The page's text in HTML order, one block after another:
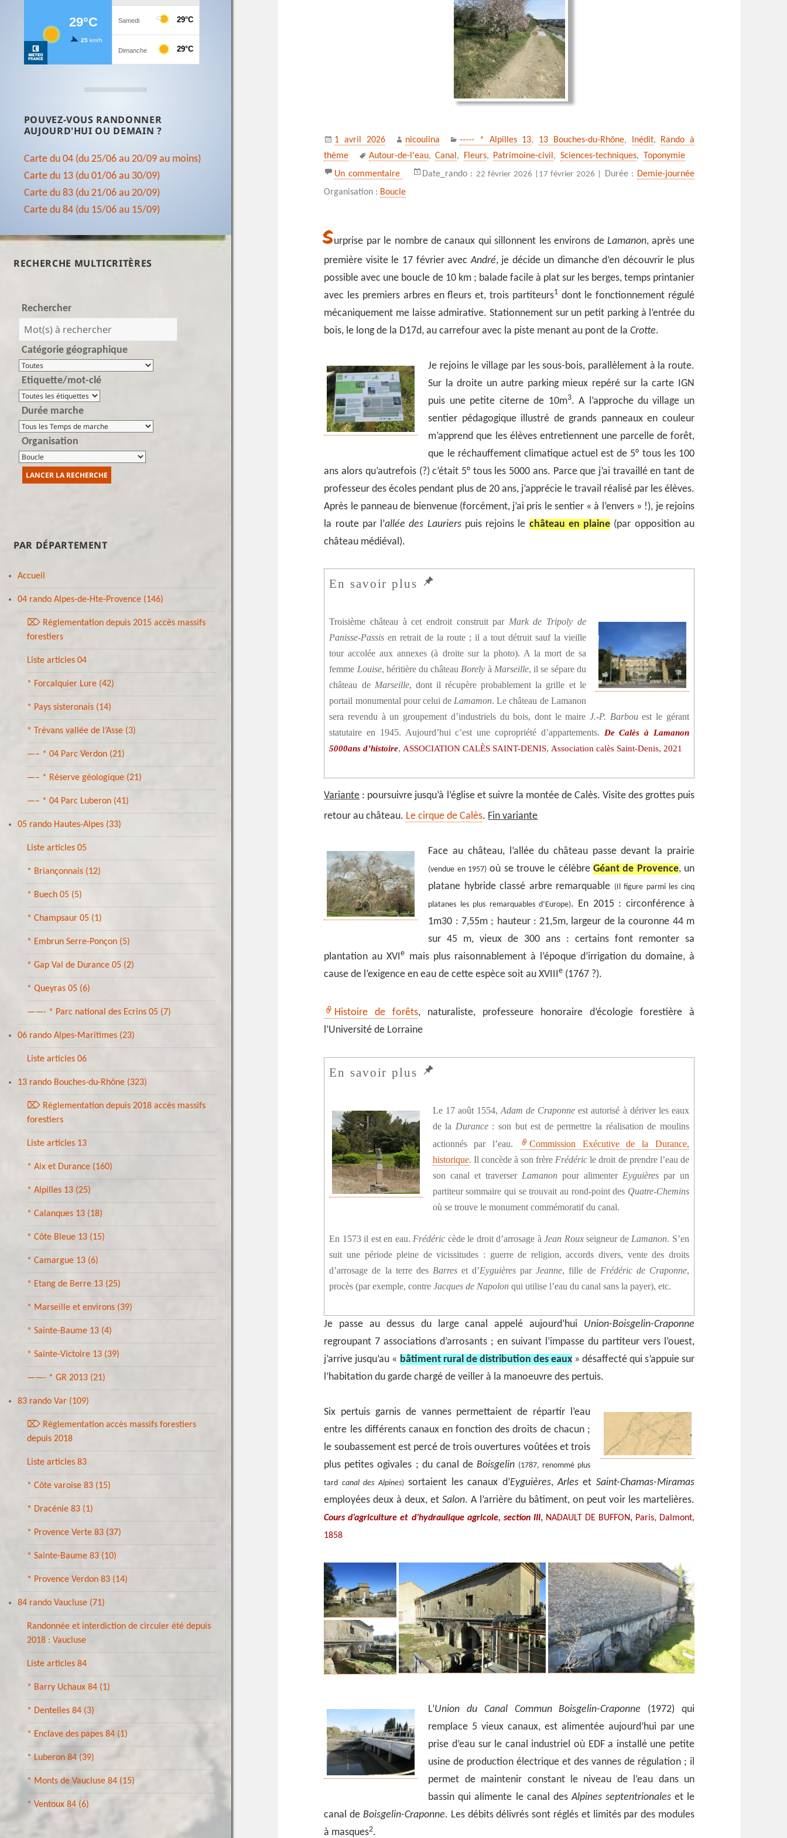
POUVEZ-VOUS RANDONNER
AUJOURD'HUI OU DEMAIN ?
Carte du 04 (du 25/06 au 20/09 au moins)
Carte du 13 (du 01/06 au 30/09)
Carte du 83 (du 21/06 au 20/09)
Carte du 84 (du 15/06 au 15/09)
RECHERCHE MULTICRITÈRES
Rechercher
Catégorie géographique
Etiquette/mot-clé
Durée marche
Organisation
PAR DÉPARTEMENT
Accueil
04 rando Alpes-de-Hte-Provence (146)
⌦ Réglementation depuis 2015 accès massifs
forestiers
Liste articles 04
* Forcalquier Lure (42)
* Pays sisteronais (14)
* Trévans vallée de l’Asse (3)
—– * 04 Parc Verdon (21)
—– * Réserve géologique (21)
—– * 04 Parc Luberon (41)
05 rando Hautes-Alpes (33)
Liste articles 05
* Briançonnais (12)
* Buech 05 (5)
* Champsaur 05 (1)
* Embrun Serre-Ponçon (5)
* Gap Val de Durance 05 (2)
* Queyras 05 (6)
——- * Parc national des Ecrins 05 (7)
06 rando Alpes-Maritimes (23)
Liste articles 06
13 rando Bouches-du-Rhône (323)
⌦ Réglementation depuis 2018 accès massifs
forestiers
Liste articles 13
* Aix et Durance (160)
* Alpilles 13 (25)
* Calanques 13 (18)
* Côte Bleue 13 (15)
* Camargue 13 (6)
* Etang de Berre 13 (25)
* Marseille et environs (39)
* Sainte-Baume 13 (4)
* Sainte-Victoire 13 (39)
——- * GR 2013 (21)
83 rando Var (109)
⌦ Réglementation accès massifs forestiers
depuis 2018
Liste articles 83
* Côte varoise 83 (15)
* Dracénie 83 (1)
* Provence Verte 83 (37)
* Sainte-Baume 83 (10)
* Provence Verdon 83 (14)
84 rando Vaucluse (71)
Randonnée et interdiction de circuler été depuis
2018 : Vaucluse
Liste articles 84
* Barry Uchaux 84 (1)
* Dentelles 84 (3)
* Enclave des papes 84 (1)
* Luberon 84 (39)
* Monts de Vaucluse 84 (15)
* Ventoux 84 (6)
Publié
le
1 avril 2026 Auteur
nicoulina Catégories
----- * Alpilles 13, 13 Bouches-du-Rhône, Inédit,
Rando à
thème
Mots-
clés
Autour-de-l'eau,Canal , Fleurs, Patrimoine‑civil ,Sciences-techniques, Toponymie
Un commentaire
sur Canaux en partage
Date_rando : 22 février 2026 | 17 février 2026 | Durée : Demie-journée
Organisation : Boucle
S urprise par le nombre de canaux qui sillonnent les environs deLamanon, après une
première visite le 17 février avecAndré, je décide un dimanche d’en découvrir le plus
possible avec une boucle de 10 km ; balade facile à plat sur les berges, temps printanier
avec les premiers arbres en fleurs et, trois partiteurs1dont le fonctionnement régulé
mécaniquement me laisse admirative. Stationnement sur un petit parking à l’entrée du
bois, le long de la D17d, au carrefour avec la piste menant au pont de laCrotte.
Je rejoins le village par les sous-bois, parallèlement à la route.
Sur la droite un autre parking mieux repéré sur la carte IGN
puis une petite citerne de 10m3. A l’approche du village un
sentier pédagogique illustré de grands panneaux en couleur
m’apprend que les élèves entretiennent une parcelle de forêt,
que le réchauffement climatique actuel est de 5° tous les 100
ans alors qu’autrefois (?) c’était 5° tous les 5000 ans. Parce que j’ai travaillé en tant de
professeur des écoles pendant plus de 20 ans, j’apprécie le travail réalisé par les élèves.
Après le panneau de bienvenue (forcément, j’ai pris le sentier « à l’envers » !), je rejoins
la route par l’allée des Laurierspuis rejoins le château en plaine (par opposition au
château médiéval).
Troisième château à cet endroit construit par Mark de Tripoly de
Panisse-Passis en retrait de la route ; il a tout détruit sauf la vieille
tour accolée aux annexes (à droite sur la photo). A la mort de sa
femme Louise, héritière du châteauBorely à Marseille, il se sépare du
château de Marseille, dont il récupère probablement la grille et le
portail monumental pour celui deLamamon. Le château de Lamanon
sera revendu à un groupement d’industriels du bois, dont le maireJ.-P. Barbouest le gérant
statutaire en 1945. Aujourd’hui c’est une copropriété d’appartements. De Calès à Lamanon
5000ans d’histoire,ASSOCIATION CALÈS SAINT-DENIS,Association calès Saint-Denis, 2021
Variante : poursuivre jusqu’à l’église et suivre la montée de Calès. Visite des grottes puis
retour au château. Le cirque de Calès. Fin variante
Face au château, l’allée du château passe devant la prairie
(vendue en 1957) où se trouve le célèbre Géant de Provence, un
platane hybride classé arbre remarquable (Il figure parmi les cinq
platanes les plus remarquables d’Europe). En 2015 : circonférence à
1m30 : 7,55m ; hauteur : 21,5m, largeur de la couronne 44 m
sur 45 m, vieux de 300 ans : certains font remonter sa
plantation au XVIe
mais plus raisonnablement à l’époque d’irrigation du domaine, à
cause de l’exigence en eau de cette espèce soit au XVIIIe (1767 ?).
Histoire de forêts, naturaliste, professeure honoraire d’écologie forestière à
l’Université de Lorraine
Le 17 août 1554,Adam de Craponne est autorisé à dériver les eaux
de la Durance: son but est de permettre la réalisation de moulins
actionnés par l’eau.
Commission Exécutive de la Durance,
historique. Il concède à son frère Frédéric le droit de prendre l’eau de
son canal et traverser Lamanonpour alimenter Eyguièrespar un
partiteur sommaire qui se trouvait au rond-point des Quatre-Chemins
où se trouve le monument commémoratif du canal.
En 1573 il est en eau.Frédéric cède le droit d’arrosage àJean Rouxseigneur deLamanon. S’en
suit une période pleine de vicissitudes : guerre de religion, accords divers, vente des droits
d’arrosage de la terre des Barreset d’Eyguières parJeanne, fille de Frédéric de Craponne,
procès (par exemple, contreJacques de Napolon qui utilise l’eau du canal sans la payer), etc.
Je passe au dessus du large canal appelé aujourd’hui Union-Boisgelin-Craponne
regroupant 7 associations d’arrosants ; en suivant l’impasse du partiteur vers l’ouest,
j’arrive jusqu’au « bâtiment rural de distribution des eaux» désaffecté qui s’appuie sur
l’habitation du garde chargé de veiller à la manoeuvre des pertuis.
Six pertuis garnis de vannes permettaient de répartir l’eau
entre les différents canaux en fonction des droits de chacun ;
le soubassement est percé de trois ouvertures voûtées et trois
plus petites ogivales ; du canal de Boisgelin (1787, renommé plus
tard canal des Alpines)sortaient les canaux d’Eyguières,Arles et Saint-Chamas-Miramas
employées deux à deux, etSalon. A l’arrière du bâtiment, on peut voir les martelières.
Cours d’agriculture et d’hydraulique agricole, section III, NADAULT DE BUFFON, Paris, Dalmont,
1858
L’Union du Canal Commun Boisgelin-Craponne (1972) qui
remplace 5 vieux canaux, est alimentée aujourd’hui par une
prise d’eau sur le canal industriel où EDF a installé une petite
usine de production électrique et des vannes de régulation ; il
permet de maintenir constant le niveau de l’eau dans un
bassin qui alimente le canal desAlpines septentrionaleset le
canal de Boisgelin-Craponne. Les débits délivrés sont réglés et limités par des modules
à masques2.